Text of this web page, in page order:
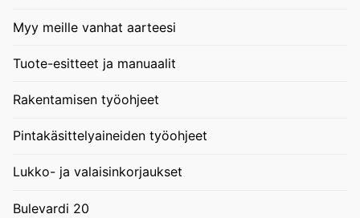
Myy meille vanhat aarteesi
Tuote-esitteet ja manuaalit
Rakentamisen työohjeet
Pintakäsittelyaineiden työohjeet
Lukko- ja valaisinkorjaukset
Bulevardi 20